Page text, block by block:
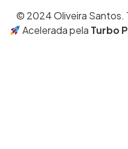
© 2024 Oliveira Santos.
Acelerada pela Turbo